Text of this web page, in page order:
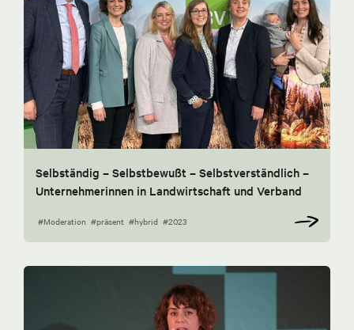
Selbständig – Selbstbewußt – Selbstverständlich –
Unternehmerinnen in Landwirtschaft und Verband
#Moderation #präsent #hybrid #2023